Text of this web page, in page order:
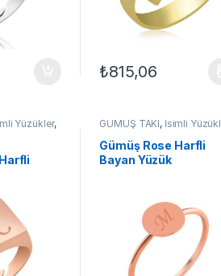
₺815,06
Bu ürünün birden
Yüzükler,
GÜMÜŞ TAKI, İsimli
Kadın Yüzükleri
Gümüş Rose Harfli
Bayan Yüzük